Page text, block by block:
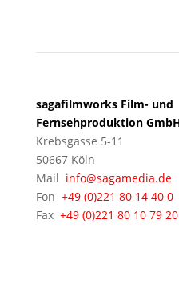
sagafilmworks Film- und
Fernsehproduktion
Krebsgasse 5-11
50667 Köln
Mail info@sagamedia.de
Fon +49 (0)221 80 14 40 0
Fax +49 (0)221 80 10 79 20